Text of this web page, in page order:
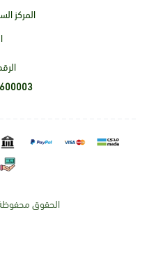
المركز
الحقوق محفوظة |